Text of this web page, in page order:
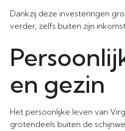
Dankzij deze investeringen
verder, zelfs buiten zijn
en gezin
Het persoonlijke leven van
grotendeels buiten de